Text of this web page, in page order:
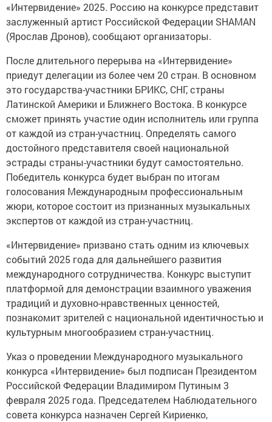
«Интервидение» 2025. Россию на конкурсе представит
заслуженный артист Российской Федерации SHAMAN
(Ярослав Дронов), сообщают организаторы.
После длительного перерыва на «Интервидение»
приедут делегации из более чем 20 стран. В основном
это государства-участники БРИКС, СНГ, страны
Латинской Америки и Ближнего Востока. В конкурсе
сможет принять участие один исполнитель или группа
от каждой из стран-участниц. Определять самого
достойного представителя своей национальной
эстрады страны-участники будут самостоятельно.
Победитель конкурса будет выбран по итогам
голосования Международным профессиональным
жюри, которое состоит из признанных музыкальных
экспертов от каждой из стран-участниц.
«Интервидение» призвано стать одним из ключевых
событий 2025 года для дальнейшего развития
международного сотрудничества. Конкурс выступит
платформой для демонстрации взаимного уважения
традиций и духовно-нравственных ценностей,
познакомит зрителей с национальной идентичностью и
культурным многообразием стран-участниц.
Указ о проведении Международного музыкального
конкурса «Интервидение» был подписан Президентом
Российской Федерации Владимиром Путиным 3
февраля 2025 года. Председателем Наблюдательного
совета конкурса назначен Сергей Кириенко,